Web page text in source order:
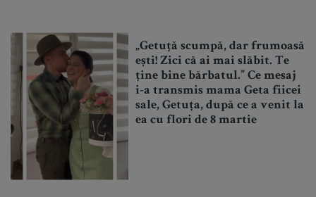
„Getuță scumpă, dar frumoasă
ești! Zici că ai mai slăbit. Te
ține bine bărbatul.” Ce mesaj
i-a transmis mama Geta fiicei
sale, Getuța, după ce a venit la
ea cu flori de 8 martie